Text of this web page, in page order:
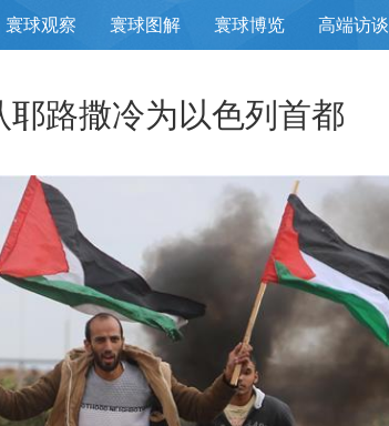
寰球观察 寰球图解 寰球博览 高端访谈
路撒冷为以色列首都